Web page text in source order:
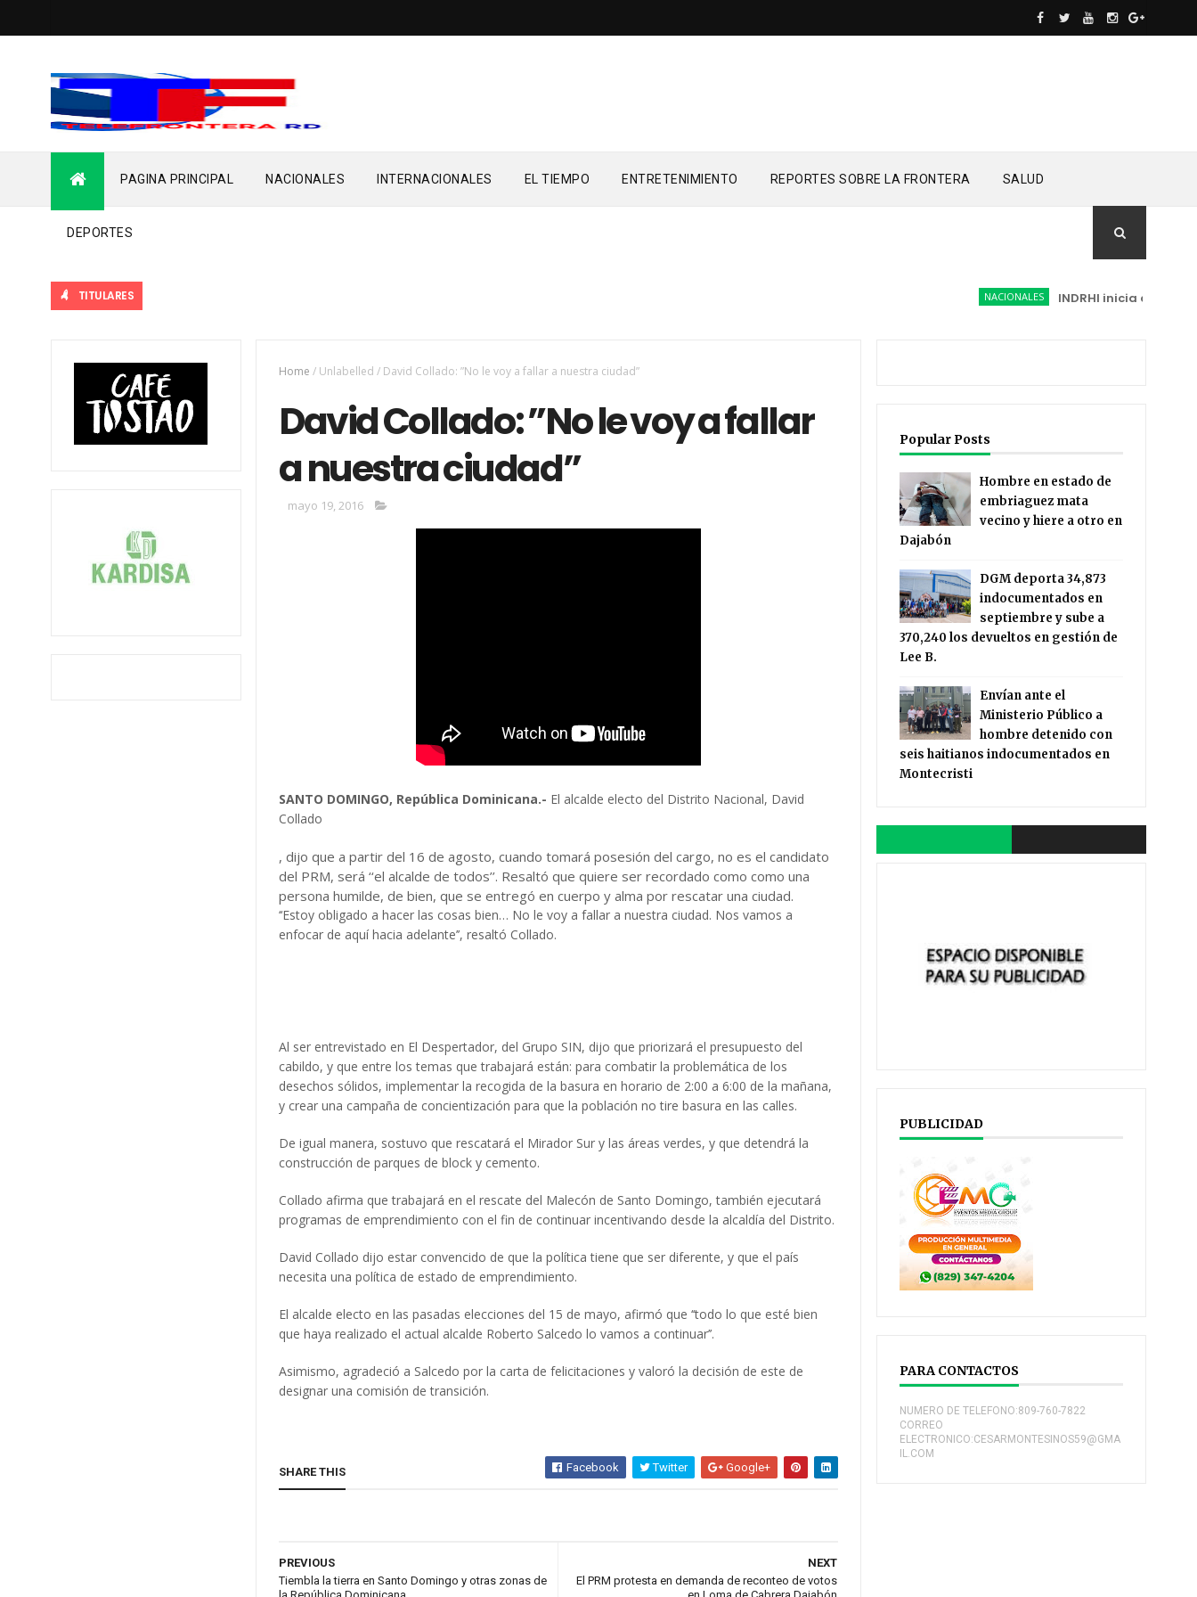
PAGINA PRINCIPAL NACIONALES INTERNACIONALES EL TIEMPO ENTRETENIMIENTO REPORTES SOBRE LA FRONTERA SALUD
DEPORTES
TITULARES NACIONALES INDRHI inicia
Home / Unlabelled/ David Collado: ”No le voy a fallar a nuestra ciudad”
David Collado: ”No le voy a fallar
a nuestra ciudad”
mayo 19, 2016
SANTO DOMINGO, República Dominicana.- El alcalde electo del Distrito Nacional, David
Collado
, dijo que a partir del 16 de agosto, cuando tomará posesión del cargo, no es el candidato
del PRM, será ‘‘el alcalde de todos’’. Resaltó que quiere ser recordado como como una
persona humilde, de bien, que se entregó en cuerpo y alma por rescatar una ciudad.
‘‘Estoy obligado a hacer las cosas bien… No le voy a fallar a nuestra ciudad. Nos vamos a
enfocar de aquí hacia adelante’’, resaltó Collado.
Al ser entrevistado en El Despertador, del Grupo SIN, dijo que priorizará el presupuesto del
cabildo, y que entre los temas que trabajará están: para combatir la problemática de los
desechos sólidos, implementar la recogida de la basura en horario de 2:00 a 6:00 de la mañana,
y crear una campaña de concientización para que la población no tire basura en las calles.
De igual manera, sostuvo que rescatará el Mirador Sur y las áreas verdes, y que detendrá la
construcción de parques de block y cemento.
Collado afirma que trabajará en el rescate del Malecón de Santo Domingo, también ejecutará
programas de emprendimiento con el fin de continuar incentivando desde la alcaldía del Distrito.
David Collado dijo estar convencido de que la política tiene que ser diferente, y que el país
necesita una política de estado de emprendimiento.
El alcalde electo en las pasadas elecciones del 15 de mayo, afirmó que ‘‘todo lo que esté bien
que haya realizado el actual alcalde Roberto Salcedo lo vamos a continuar’’.
Asimismo, agradeció a Salcedo por la carta de felicitaciones y valoró la decisión de este de
designar una comisión de transición.
SHARE THIS Facebook Twitter Google+
NEXT
El PRM protesta en demanda de reconteo de votos
PREVIOUS
Tiembla la tierra en Santo Domingo y otras zonas de
Popular Posts
Hombre en estado de
embriaguez mata
vecino y hiere a otro en
Dajabón
DGM deporta 34,873
indocumentados en
septiembre y sube a
370,240 los devueltos en gestión de
Lee B.
Envían ante el
Ministerio Público a
hombre detenido con
seis haitianos indocumentados en
Montecristi
PUBLICIDAD
PARA CONTACTOS
NUMERO DE TELEFONO:809-760-7822
CORREO
ELECTRONICO:CESARMONTESINOS59@GMA
IL.COM